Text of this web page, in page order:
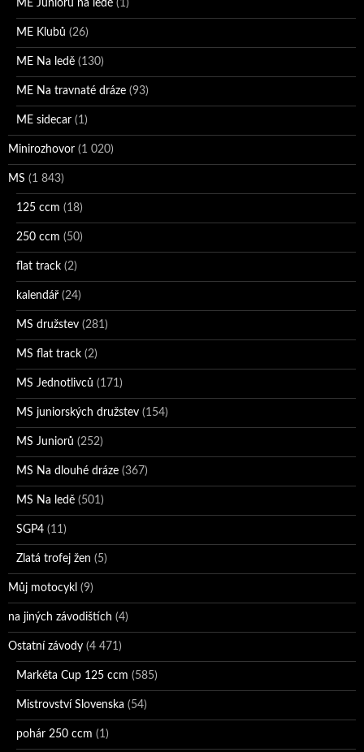
ME Juniorů na ledě (1)
ME Klubů (26)
ME Na ledě (130)
ME Na travnaté dráze (93)
ME sidecar (1)
Minirozhovor (1 020)
MS (1 843)
125 ccm (18)
250 ccm (50)
flat track (2)
kalendář (24)
MS družstev (281)
MS flat track (2)
MS Jednotlivců (171)
MS juniorských družstev (154)
MS Juniorů (252)
MS Na dlouhé dráze (367)
MS Na ledě (501)
SGP4 (11)
Zlatá trofej žen (5)
Můj motocykl (9)
na jiných závodištích (4)
Ostatní závody (4 471)
Markéta Cup 125 ccm (585)
Mistrovství Slovenska (54)
pohár 250 ccm (1)